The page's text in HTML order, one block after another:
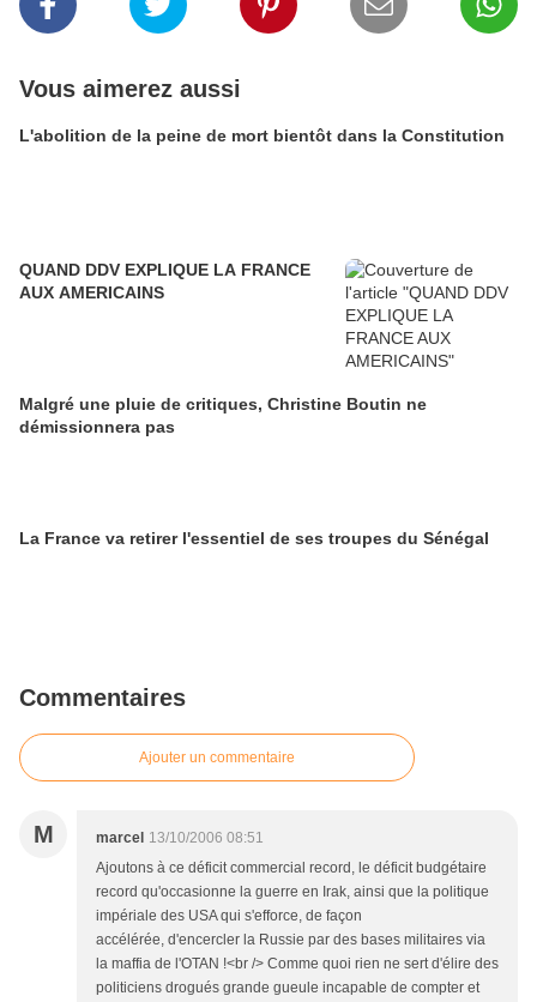
Vous aimerez aussi
L'abolition de la peine de mort bientôt dans la Constitution
QUAND DDV EXPLIQUE LA FRANCE
AUX AMERICAINS
Malgré une pluie de critiques, Christine Boutin ne
démissionnera pas
La France va retirer l'essentiel de ses troupes du Sénégal
Commentaires
Ajouter un commentaire
M marcel 13/10/2006 08:51
Ajoutons à ce déficit commercial record, le déficit budgétaire
record qu'occasionne la guerre en Irak, ainsi que la politique
impériale des USA qui s'efforce, de façon
accélérée, d'encercler la Russie par des bases militaires via
la maffia de l'OTAN !<br /> Comme quoi rien ne sert d'élire des
politiciens drogués grande gueule incapable de compter et